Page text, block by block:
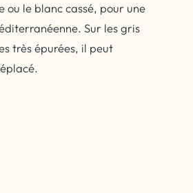
ou le blanc cassé, pour une
Sur les gris
très épurées, il peut